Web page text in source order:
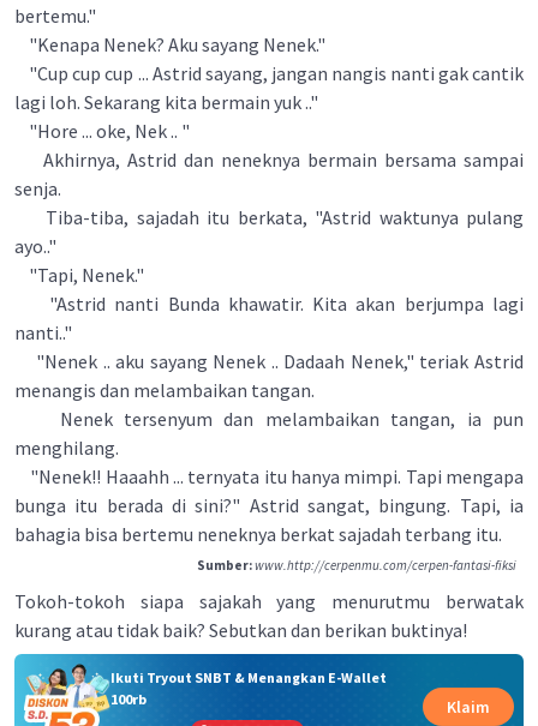
bertemu."
"Kenapa Nenek? Aku sayang Nenek."
"Cup cup cup ... Astrid sayang, jangan nangis nanti gak cantik
lagi loh. Sekarang kita bermain yuk .."
"Hore ... oke, Nek .. "
Akhirnya, Astrid dan neneknya bermain bersama sampai
senja.
Tiba-tiba, sajadah itu berkata, "Astrid waktunya pulang
ayo.."
"Tapi, Nenek."
"Astrid nanti Bunda khawatir. Kita akan berjumpa lagi
nanti.."
"Nenek .. aku sayang Nenek .. Dadaah Nenek," teriak Astrid
menangis dan melambaikan tangan.
Nenek tersenyum dan melambaikan tangan, ia pun
menghilang.
"Nenek!! Haaahh ... ternyata itu hanya mimpi. Tapi mengapa
bunga itu berada di sini?" Astrid sangat, bingung. Tapi, ia
bahagia bisa bertemu neneknya berkat sajadah terbang itu.
Sumber:www.http://cerpenmu.com/cerpen-fantasi-fiksi
Tokoh-tokoh siapa sajakah yang menurutmu berwatak
kurang atau tidak baik? Sebutkan dan berikan buktinya!
Ikuti Tryout SNBT & Menangkan E-Wallet
100rb
Klaim